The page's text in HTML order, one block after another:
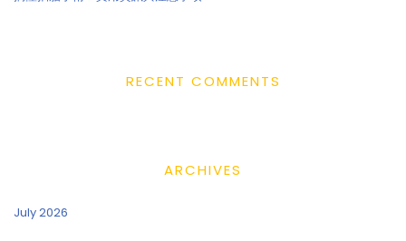
RECENT COMMENTS
ARCHIVES
July 2026